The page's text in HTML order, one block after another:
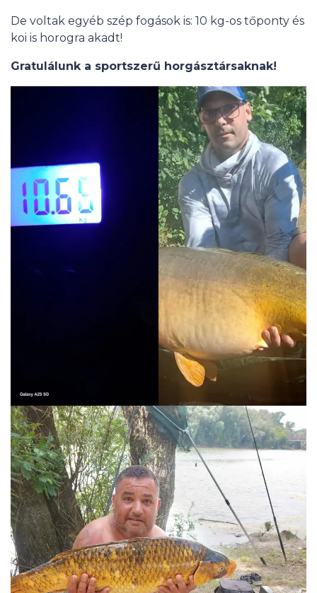
Süti hozzájárulás kezelése
A legjobb élmény biztosítása érdekében, az eszközadatok tárolásához
és/vagy eléréséhez olyan technológiákat használunk mint a sütik
(cookie-k). Amennyiben beleegyezik ezen technológiák használatába,
olyan adatokat dolgozhatunk fel mint a böngészési viselkedés vagy az
egyedi azonosítók ezen a webhelyen. A beleegyezés visszautasítása
vagy visszavonása bizonyos szolgáltatásokat és funkciókat
hátrányosan érinthet.
Elfogadás
De voltak egyéb szép fogások is: 10 kg-os tőponty és
koi is horogra akadt!
Gratulálunk a sportszerű horgásztársaknak!